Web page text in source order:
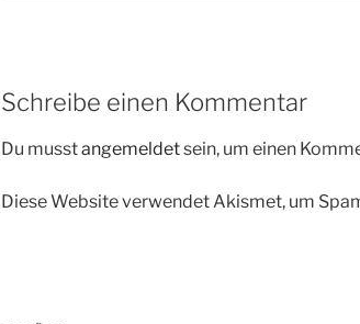
Schreibe einen Kommentar
Du musstangemeldetsein, um einen
Diese Website verwendet Akismet, um